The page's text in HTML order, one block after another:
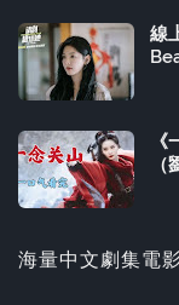
線
海量中文劇集電